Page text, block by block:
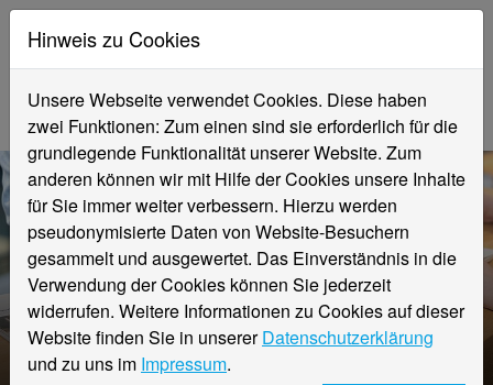
Veranstaltungsdetails
Hinweis zu Cookies
Unsere Webseite verwendet Cookies. Diese haben
zwei Funktionen: Zum einen sind sie erforderlich für die
grundlegende Funktionalität unserer Website. Zum
anderen können wir mit Hilfe der Cookies unsere Inhalte
für Sie immer weiter verbessern. Hierzu werden
pseudonymisierte Daten von Website-Besuchern
gesammelt und ausgewertet. Das Einverständnis in die
Verwendung der Cookies können Sie jederzeit
widerrufen. Weitere Informationen zu Cookies auf dieser
Website finden Sie in unsererDatenschutzerklärung
und zu uns im Impressum.